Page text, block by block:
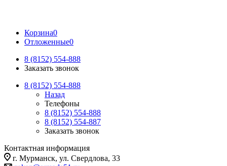
Корзина0
Отложенные0
8 (8152) 554-888
Заказать звонок
8 (8152) 554-888
Назад
Телефоны
8 (8152) 554-888
8 (8152) 554-887
Заказать звонок
Контактная информация
г. Мурманск, ул. Свердлова, 33